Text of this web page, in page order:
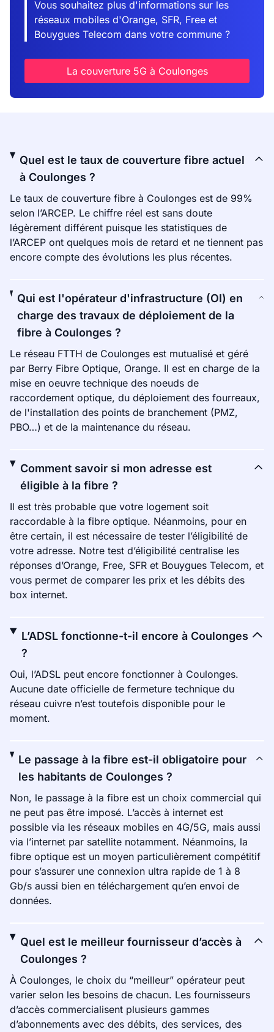
Vous souhaitez plus d'informations sur les
réseaux mobiles d'Orange, SFR, Free et
Bouygues Telecom dans votre commune ?
La couverture 5G à Coulonges
Quel est le taux de couverture fibre actuel
à Coulonges ?
Le taux de couverture fibre à Coulonges est de 99%
selon l’ARCEP. Le chiffre réel est sans doute
légèrement différent puisque les statistiques de
l’ARCEP ont quelques mois de retard et ne tiennent pas
encore compte des évolutions les plus récentes.
Qui est l'opérateur d'infrastructure (OI) en
charge des travaux de déploiement de la
fibre à Coulonges ?
Le réseau FTTH de Coulonges est mutualisé et géré
par Berry Fibre Optique, Orange. Il est en charge de la
mise en oeuvre technique des noeuds de
raccordement optique, du déploiement des fourreaux,
de l'installation des points de branchement (PMZ,
PBO…) et de la maintenance du réseau.
Comment savoir si mon adresse est
éligible à la fibre ?
Il est très probable que votre logement soit
raccordable à la fibre optique. Néanmoins, pour en
être certain, il est nécessaire de tester l’éligibilité de
votre adresse. Notre test d’éligibilité centralise les
réponses d’Orange, Free, SFR et Bouygues Telecom, et
vous permet de comparer les prix et les débits des
box internet.
L’ADSL fonctionne-t-il encore à Coulonges
?
Oui, l’ADSL peut encore fonctionner à Coulonges.
Aucune date officielle de fermeture technique du
réseau cuivre n’est toutefois disponible pour le
moment.
Le passage à la fibre est-il obligatoire pour
les habitants de Coulonges ?
Non, le passage à la fibre est un choix commercial qui
ne peut pas être imposé. L’accès à internet est
possible via les réseaux mobiles en 4G/5G, mais aussi
via l’internet par satellite notamment. Néanmoins, la
fibre optique est un moyen particulièrement compétitif
pour s’assurer une connexion ultra rapide de 1 à 8
Gb/s aussi bien en téléchargement qu’en envoi de
données.
Quel est le meilleur fournisseur d’accès à
Coulonges ?
À Coulonges, le choix du “meilleur” opérateur peut
varier selon les besoins de chacun. Les fournisseurs
d’accès commercialisent plusieurs gammes
d’abonnements avec des débits, des services, des